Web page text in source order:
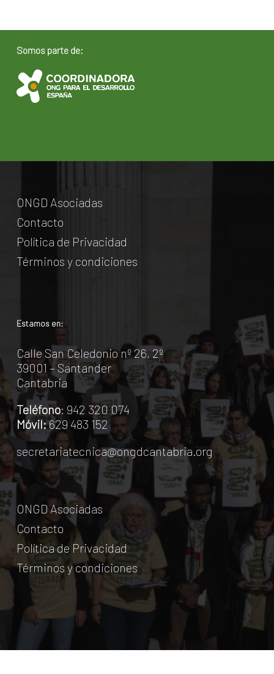
Somos parte de:
ONGD Asociadas
Contacto
Política de Privacidad
Términos y condiciones
Estamos en:
Calle San Celedonio nº 26, 2º
39001 – Santander
Cantabria
Teléfono: 942 320 074
Móvil:629 483 152
secretariatecnica@ongdcantabria.org
ONGD Asociadas
Contacto
Política de Privacidad
Términos y condiciones